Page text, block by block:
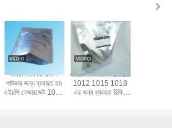
এইচপি টোনার রিফিল
পাউডার জন্য ব্যবহৃত হয়
এইচপি লেজারজেট 1005
এইচপি লেজারজেট 1010
1012 1015 1018
এর জন্য ব্যবহৃত রিফিল